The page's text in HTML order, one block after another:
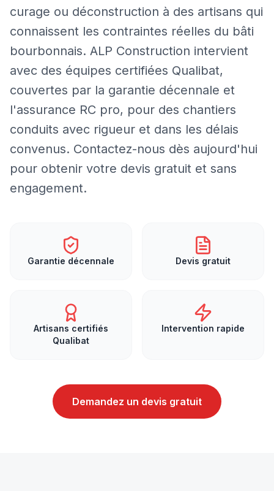
curage ou déconstruction à des artisans qui
connaissent les contraintes réelles du bâti
bourbonnais. ALP Construction intervient
avec des équipes certifiées Qualibat,
couvertes par la garantie décennale et
l'assurance RC pro, pour des chantiers
conduits avec rigueur et dans les délais
convenus. Contactez-nous dès aujourd'hui
pour obtenir votre devis gratuit et sans
engagement.
Garantie décennale Devis gratuit
Artisans certifiés
Qualibat
Intervention rapide
Demandez un devis gratuit